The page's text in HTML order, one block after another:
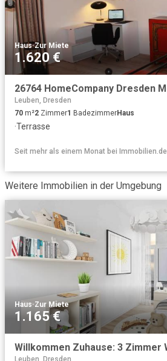
Haus·Zur Miete
1.620 €
Leuben, Dresden
70 m²2 Zimmer1 BadezimmerHaus
·Terrasse
Seit mehr als einem Monat bei Immobilien.de
Weitere Immobilien in der Umgebung
Haus·Zur Miete
1.165 €
Leuben, Dresden